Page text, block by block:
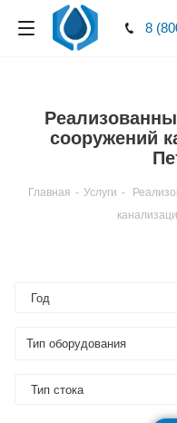
8
сооружений
Главная - Услуги -
Тип оборудования